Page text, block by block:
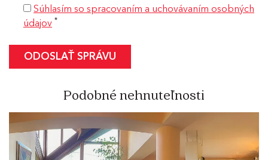
Súhlasím so spracovaním a uchovávaním osobných
údajov *
Podobné nehnuteľnosti